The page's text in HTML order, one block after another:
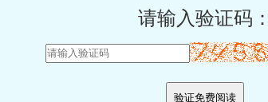
请输入验证码：